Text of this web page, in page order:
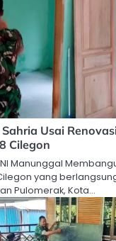
Usai
Cilegon
Manunggal
yang
Pulomerak, Kota…